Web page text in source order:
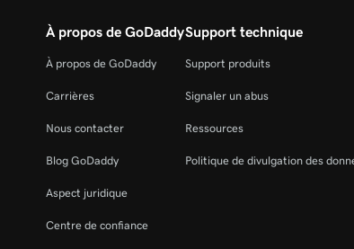
À propos de GoDaddy
À propos de GoDaddy
Carrières
Nous contacter
Blog GoDaddy
Aspect juridique
Centre de confiance
Support technique
Support produits
Signaler un abus
Ressources
Politique de divulgation des